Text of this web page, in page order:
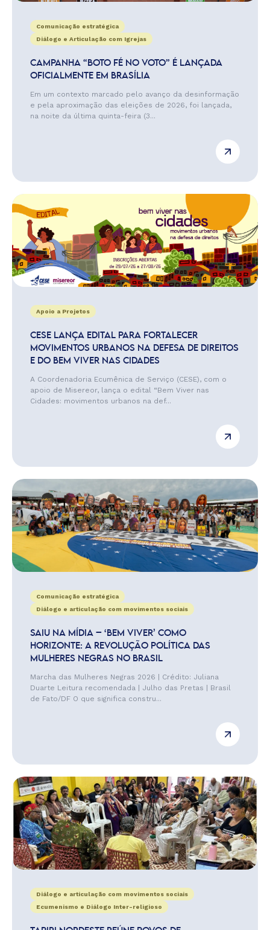
Comunicação estratégica
Diálogo e Articulação com Igrejas
CAMPANHA “BOTO FÉ NO VOTO” É LANÇADA
OFICIALMENTE EM BRASÍLIA
Em um contexto marcado pelo avanço da desinformação
e pela aproximação das eleições de 2026, foi lançada,
na noite da última quinta-feira (3...
Apoio a Projetos
CESE LANÇA EDITAL PARA FORTALECER
MOVIMENTOS URBANOS NA DEFESA DE DIREITOS
E DO BEM VIVER NAS CIDADES
A Coordenadoria Ecumênica de Serviço (CESE), com o
apoio de Misereor, lança o edital “Bem Viver nas
Cidades: movimentos urbanos na def...
Comunicação estratégica
Diálogo e articulação com movimentos sociais
SAIU NA MÍDIA – ‘BEM VIVER’ COMO
HORIZONTE: A REVOLUÇÃO POLÍTICA DAS
MULHERES NEGRAS NO BRASIL
Marcha das Mulheres Negras 2026 | Crédito: Juliana
Duarte Leitura recomendada | Julho das Pretas | Brasil
de Fato/DF O que significa constru...
Diálogo e articulação com movimentos sociais
Ecumenismo e Diálogo Inter-religioso